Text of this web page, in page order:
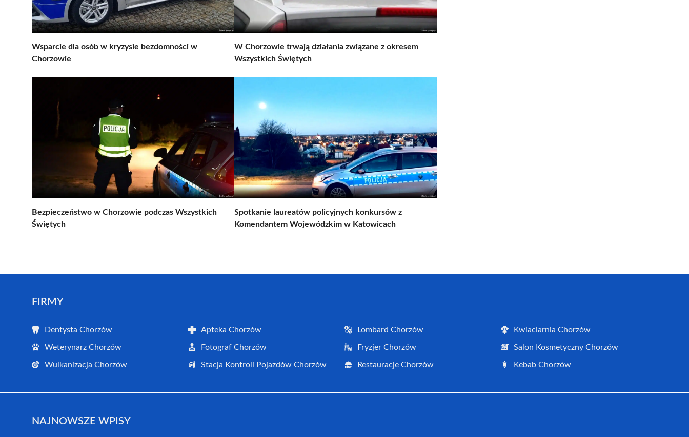
Wsparcie dla osób w kryzysie bezdomności w
Chorzowie
W Chorzowie trwają działania związane z okresem
Wszystkich Świętych
Bezpieczeństwo w Chorzowie podczas Wszystkich
Świętych
Spotkanie laureatów policyjnych konkursów z
Komendantem Wojewódzkim w Katowicach
FIRMY
Dentysta Chorzów Apteka Chorzów Lombard Chorzów Kwiaciarnia Chorzów
Weterynarz Chorzów Fotograf Chorzów Fryzjer Chorzów Salon Kosmetyczny Chorzów
Wulkanizacja Chorzów Stacja Kontroli Pojazdów Chorzów Restauracje Chorzów Kebab Chorzów
NAJNOWSZE WPISY